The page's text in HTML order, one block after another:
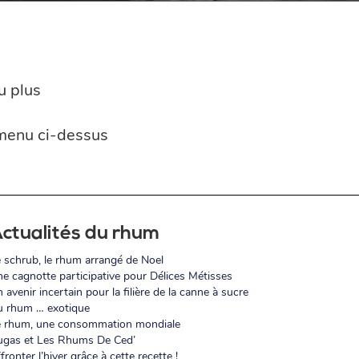
plus
ci-dessus
du rhum
schrub, le rhum arrangé de Noel
cagnotte participative pour Délices Métisses
avenir incertain pour la filière de la canne à sucre
rhum … exotique
rhum, une consommation mondiale
et Les Rhums De Ced’